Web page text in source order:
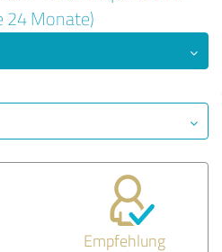
24 Monate)
Empfehlung